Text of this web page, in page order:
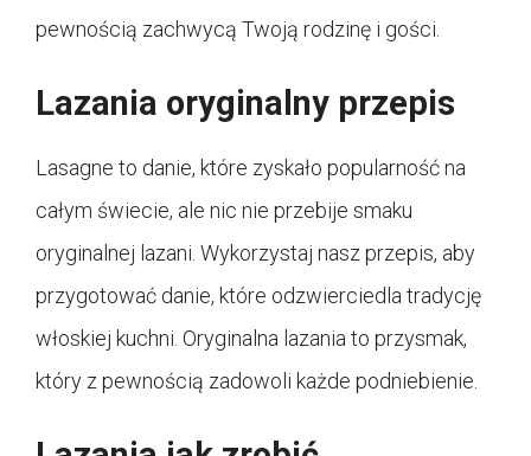
pewnością zachwycą Twoją rodzinę i gości.
Lazania oryginalny przepis
Lasagne to danie, które zyskało popularność na
całym świecie, ale nic nie przebije smaku
oryginalnej lazani. Wykorzystaj nasz przepis, aby
przygotować danie, które odzwierciedla tradycję
włoskiej kuchni. Oryginalna lazania to przysmak,
który z pewnością zadowoli każde podniebienie.